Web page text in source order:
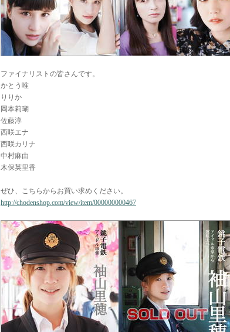
ファイナリストの皆さんです。
かとう唯
りりか
岡本莉瑚
佐藤淳
西咲エナ
西咲カリナ
中村麻由
木保英里香
ぜひ、こちらからお買い求めください。
http://chodenshop.com/view/item/000000000467